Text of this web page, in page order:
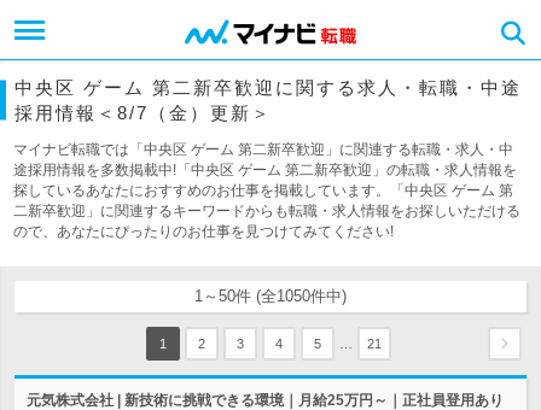
中央区 ゲーム 第二新卒歓迎に関する求人・転職・中途
採用情報＜8/7（金）更新＞
マイナビ転職では「中央区 ゲーム 第二新卒歓迎」に関連する転職・求人・中
途採用情報を多数掲載中!「中央区 ゲーム 第二新卒歓迎」の転職・求人情報を
探しているあなたにおすすめのお仕事を掲載しています。「中央区 ゲーム 第
二新卒歓迎」に関連するキーワードからも転職・求人情報をお探しいただける
ので、あなたにぴったりのお仕事を見つけてみてください!
1～50件 (全1050件中)
1 2 3 4 5 21
元気株式会社 | 新技術に挑戦できる環境｜月給25万円～｜正社員登用あり